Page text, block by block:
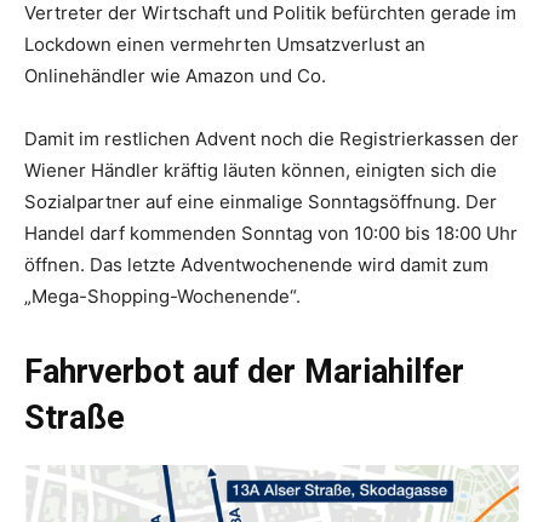
Vertreter der Wirtschaft und Politik befürchten gerade im
Lockdown einen vermehrten Umsatzverlust an
Onlinehändler wie Amazon und Co.
Damit im restlichen Advent noch die Registrierkassen der
Wiener Händler kräftig läuten können, einigten sich die
Sozialpartner auf eine einmalige Sonntagsöffnung. Der
Handel darf kommenden Sonntag von 10:00 bis 18:00 Uhr
öffnen. Das letzte Adventwochenende wird damit zum
„Mega-Shopping-Wochenende“.
Fahrverbot auf der Mariahilfer
Straße